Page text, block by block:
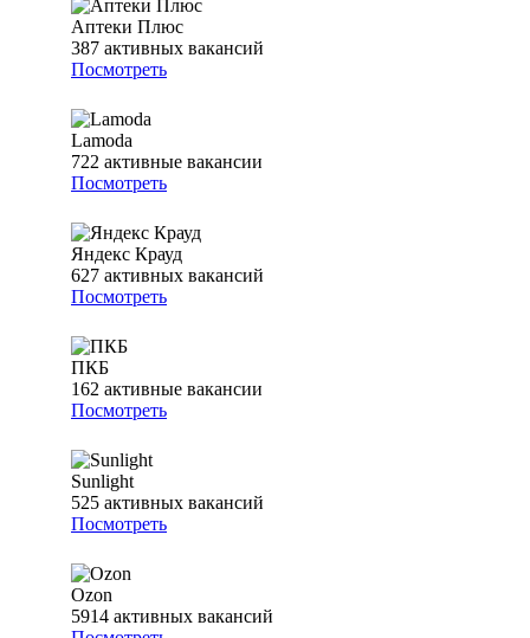
Аптеки Плюс
387 активных вакансий
Посмотреть
Lamoda
722 активные вакансии
Посмотреть
Яндекс Крауд
627 активных вакансий
Посмотреть
ПКБ
162 активные вакансии
Посмотреть
Sunlight
525 активных вакансий
Посмотреть
Ozon
5914 активных вакансий